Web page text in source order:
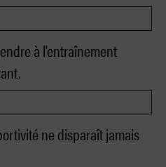
à l'entraînement
ne disparaît jamais